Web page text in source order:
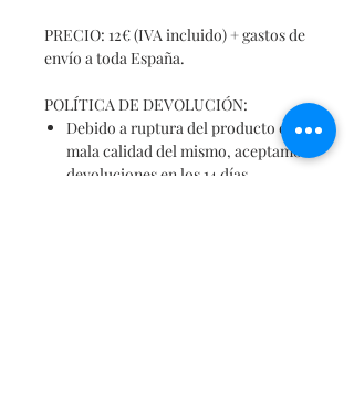
PRECIO: 12€ (IVA incluido) + gastos de
envío a toda España.
POLÍTICA DE DEVOLUCIÓN:
Debido a ruptura del producto o
mala calidad del mismo, aceptamos
devoluciones en los 14 días